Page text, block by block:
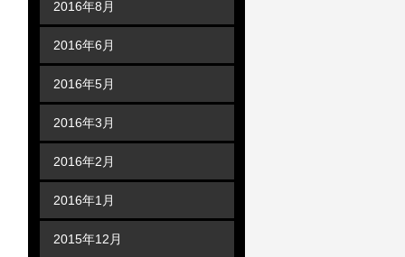
2016年8月
2016年6月
2016年5月
2016年3月
2016年2月
2016年1月
2015年12月